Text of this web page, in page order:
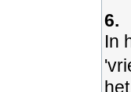
6.
In